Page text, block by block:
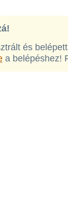
és
a belépéshez!